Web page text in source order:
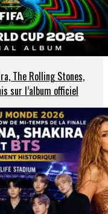
The Rolling Stones,
sur l’album officiel